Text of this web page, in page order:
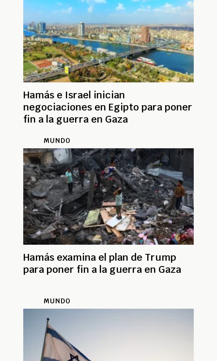
Hamás e Israel inician
negociaciones en Egipto para poner
fin a la guerra en Gaza
MUNDO
Hamás examina el plan de Trump
para poner fin a la guerra en Gaza
MUNDO